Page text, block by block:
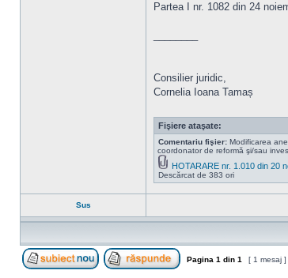
Partea I nr. 1082 din 24
Consilier juridic,
Cornelia Ioana Tamaș
Fişiere ataşate:
Comentariu fişier: Modificarea
coordonator de reformă şi/sau
HOTARARE nr. 1.010 din 20
Descărcat de 383 ori
Sus
Pagina 1 din 1 [ 1 mesaj ]